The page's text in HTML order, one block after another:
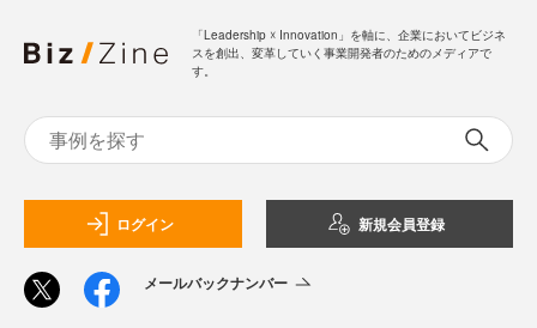
「Leadership ☓ Innovation」を軸に、企業においてビジネ
スを創出、変革していく事業開発者のためのメディアで
す。
ログイン 新規会員登録
メールバックナンバー